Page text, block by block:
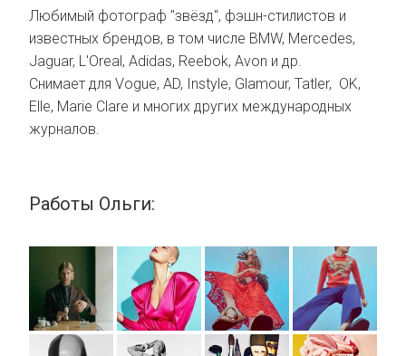
Любимый фотограф "звёзд", фэшн-стилистов и
известных брендов, в том числе BMW, Mercedes,
Jaguar, L'Oreal, Adidas, Reebok, Avon и др.
Снимает для Vogue, AD, Instyle, Glamour, Tatler, OK,
Elle, Marie Clare и многих других международных
журналов.
Работы Ольги: